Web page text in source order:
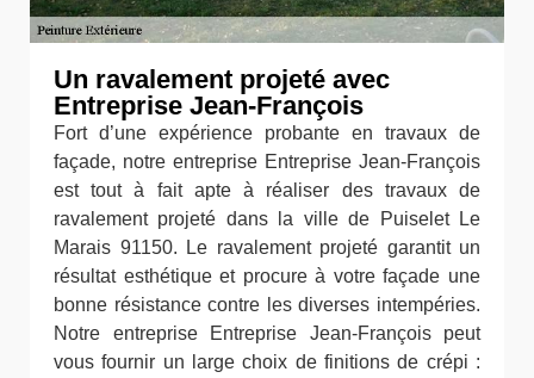
Un ravalement projeté avec
Entreprise Jean-François
Fort d’une expérience probante en travaux de
façade, notre entreprise Entreprise Jean-François
est tout à fait apte à réaliser des travaux de
ravalement projeté dans la ville de Puiselet Le
Marais 91150. Le ravalement projeté garantit un
résultat esthétique et procure à votre façade une
bonne résistance contre les diverses intempéries.
Notre entreprise Entreprise Jean-François peut
vous fournir un large choix de finitions de crépi :